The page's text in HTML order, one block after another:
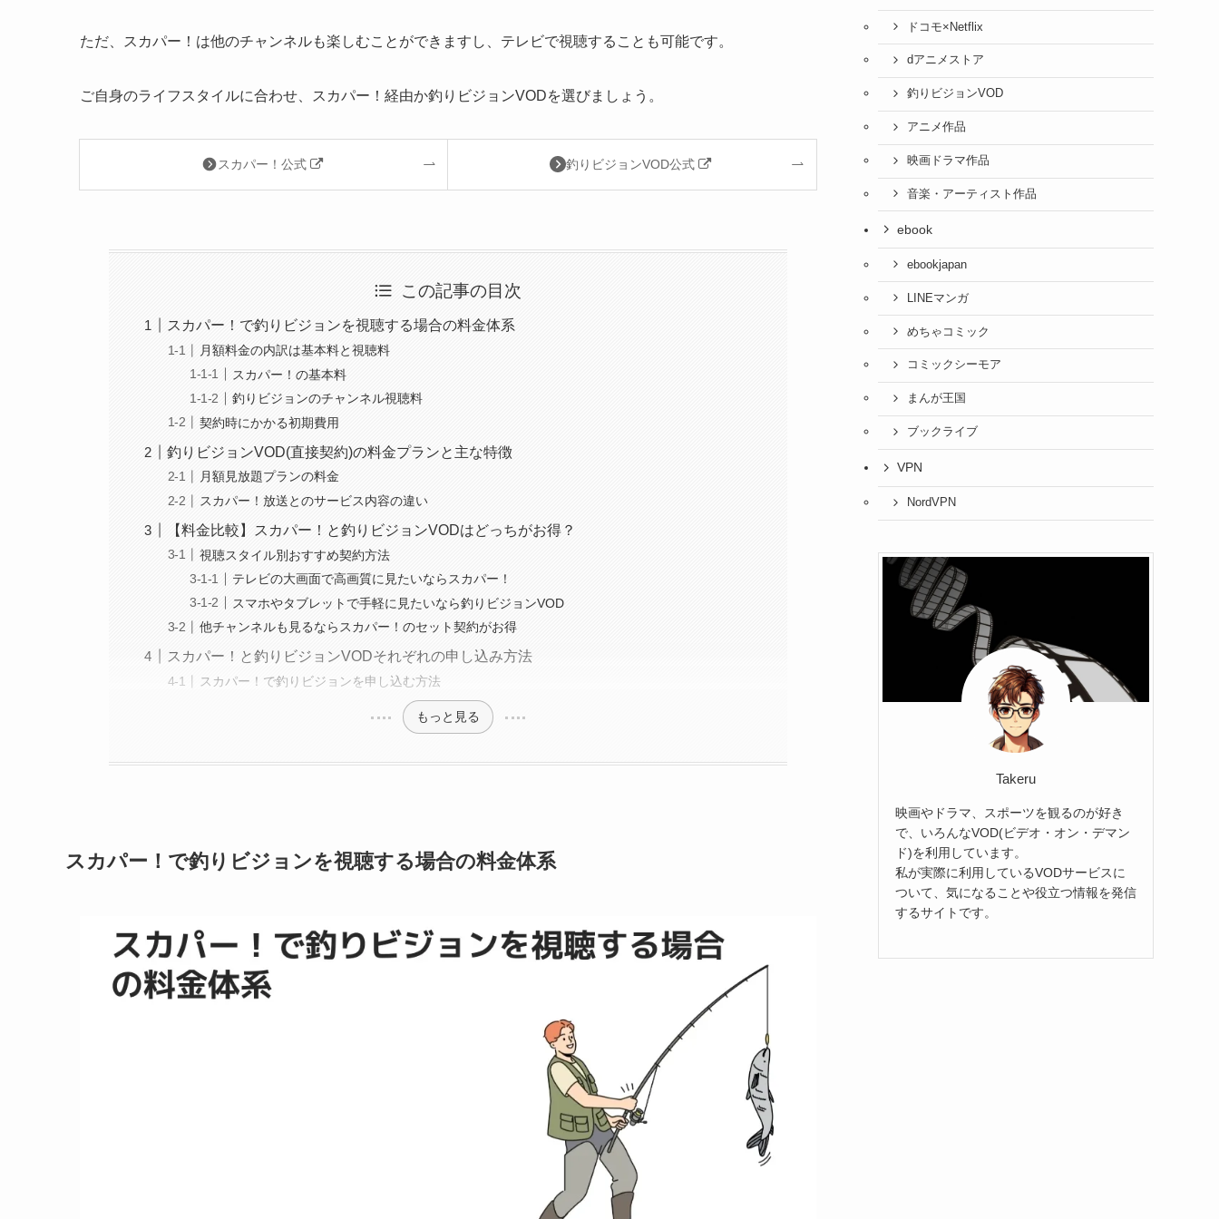
ただ、スカパー！は他のチャンネルも楽しむことができますし、テレビで視聴することも可能です。
ご自身のライフスタイルに合わせ、スカパー！経由か釣りビジョンVODを選びましょう。
スカパー！公式 釣りビジョンVOD公式
この記事の目次
スカパー！で釣りビジョンを視聴する場合の料金体系
月額料金の内訳は基本料と視聴料
スカパー！の基本料
釣りビジョンのチャンネル視聴料
契約時にかかる初期費用
釣りビジョンVOD(直接契約)の料金プランと主な特徴
月額見放題プランの料金
スカパー！放送とのサービス内容の違い
【料金比較】スカパー！と釣りビジョンVODはどっちがお得？
視聴スタイル別おすすめ契約方法
テレビの大画面で高画質に見たいならスカパー！
スマホやタブレットで手軽に見たいなら釣りビジョンVOD
他チャンネルも見るならスカパー！のセット契約がお得
スカパー！と釣りビジョンVODそれぞれの申し込み方法
スカパー！で釣りビジョンを申し込む方法
もっと見る
スカパー！で釣りビジョンを視聴する場合の料金体系
ドコモ×Netflix
dアニメストア
釣りビジョンVOD
アニメ作品
映画ドラマ作品
音楽・アーティスト作品
ebook
ebookjapan
LINEマンガ
めちゃコミック
コミックシーモア
まんが王国
ブックライブ
VPN
NordVPN
Takeru
映画やドラマ、スポーツを観るのが好き
で、いろんなVOD(ビデオ・オン・デマン
ド)を利用しています。
私が実際に利用しているVODサービスに
ついて、気になることや役立つ情報を発信
するサイトです。